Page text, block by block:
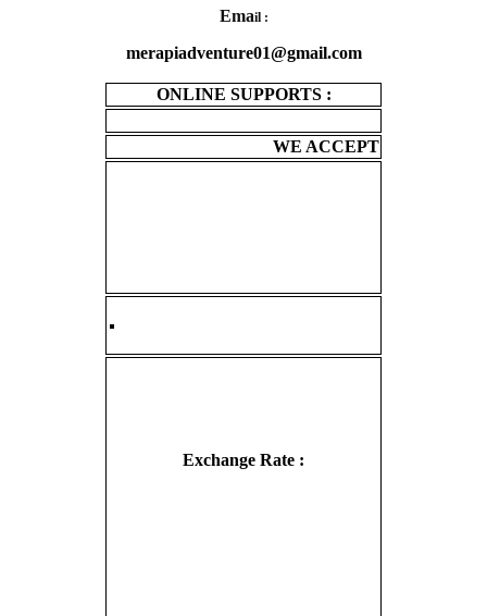
Email :
merapiadventure01@gmail.com
ONLINE SUPPORTS :
WE ACCEPT
Exchange Rate :